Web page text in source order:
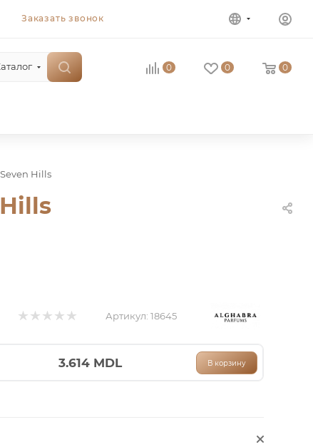
Заказать звонок
0 0 0
Hills
Артикул: 18645
3.614 MDL В корзину